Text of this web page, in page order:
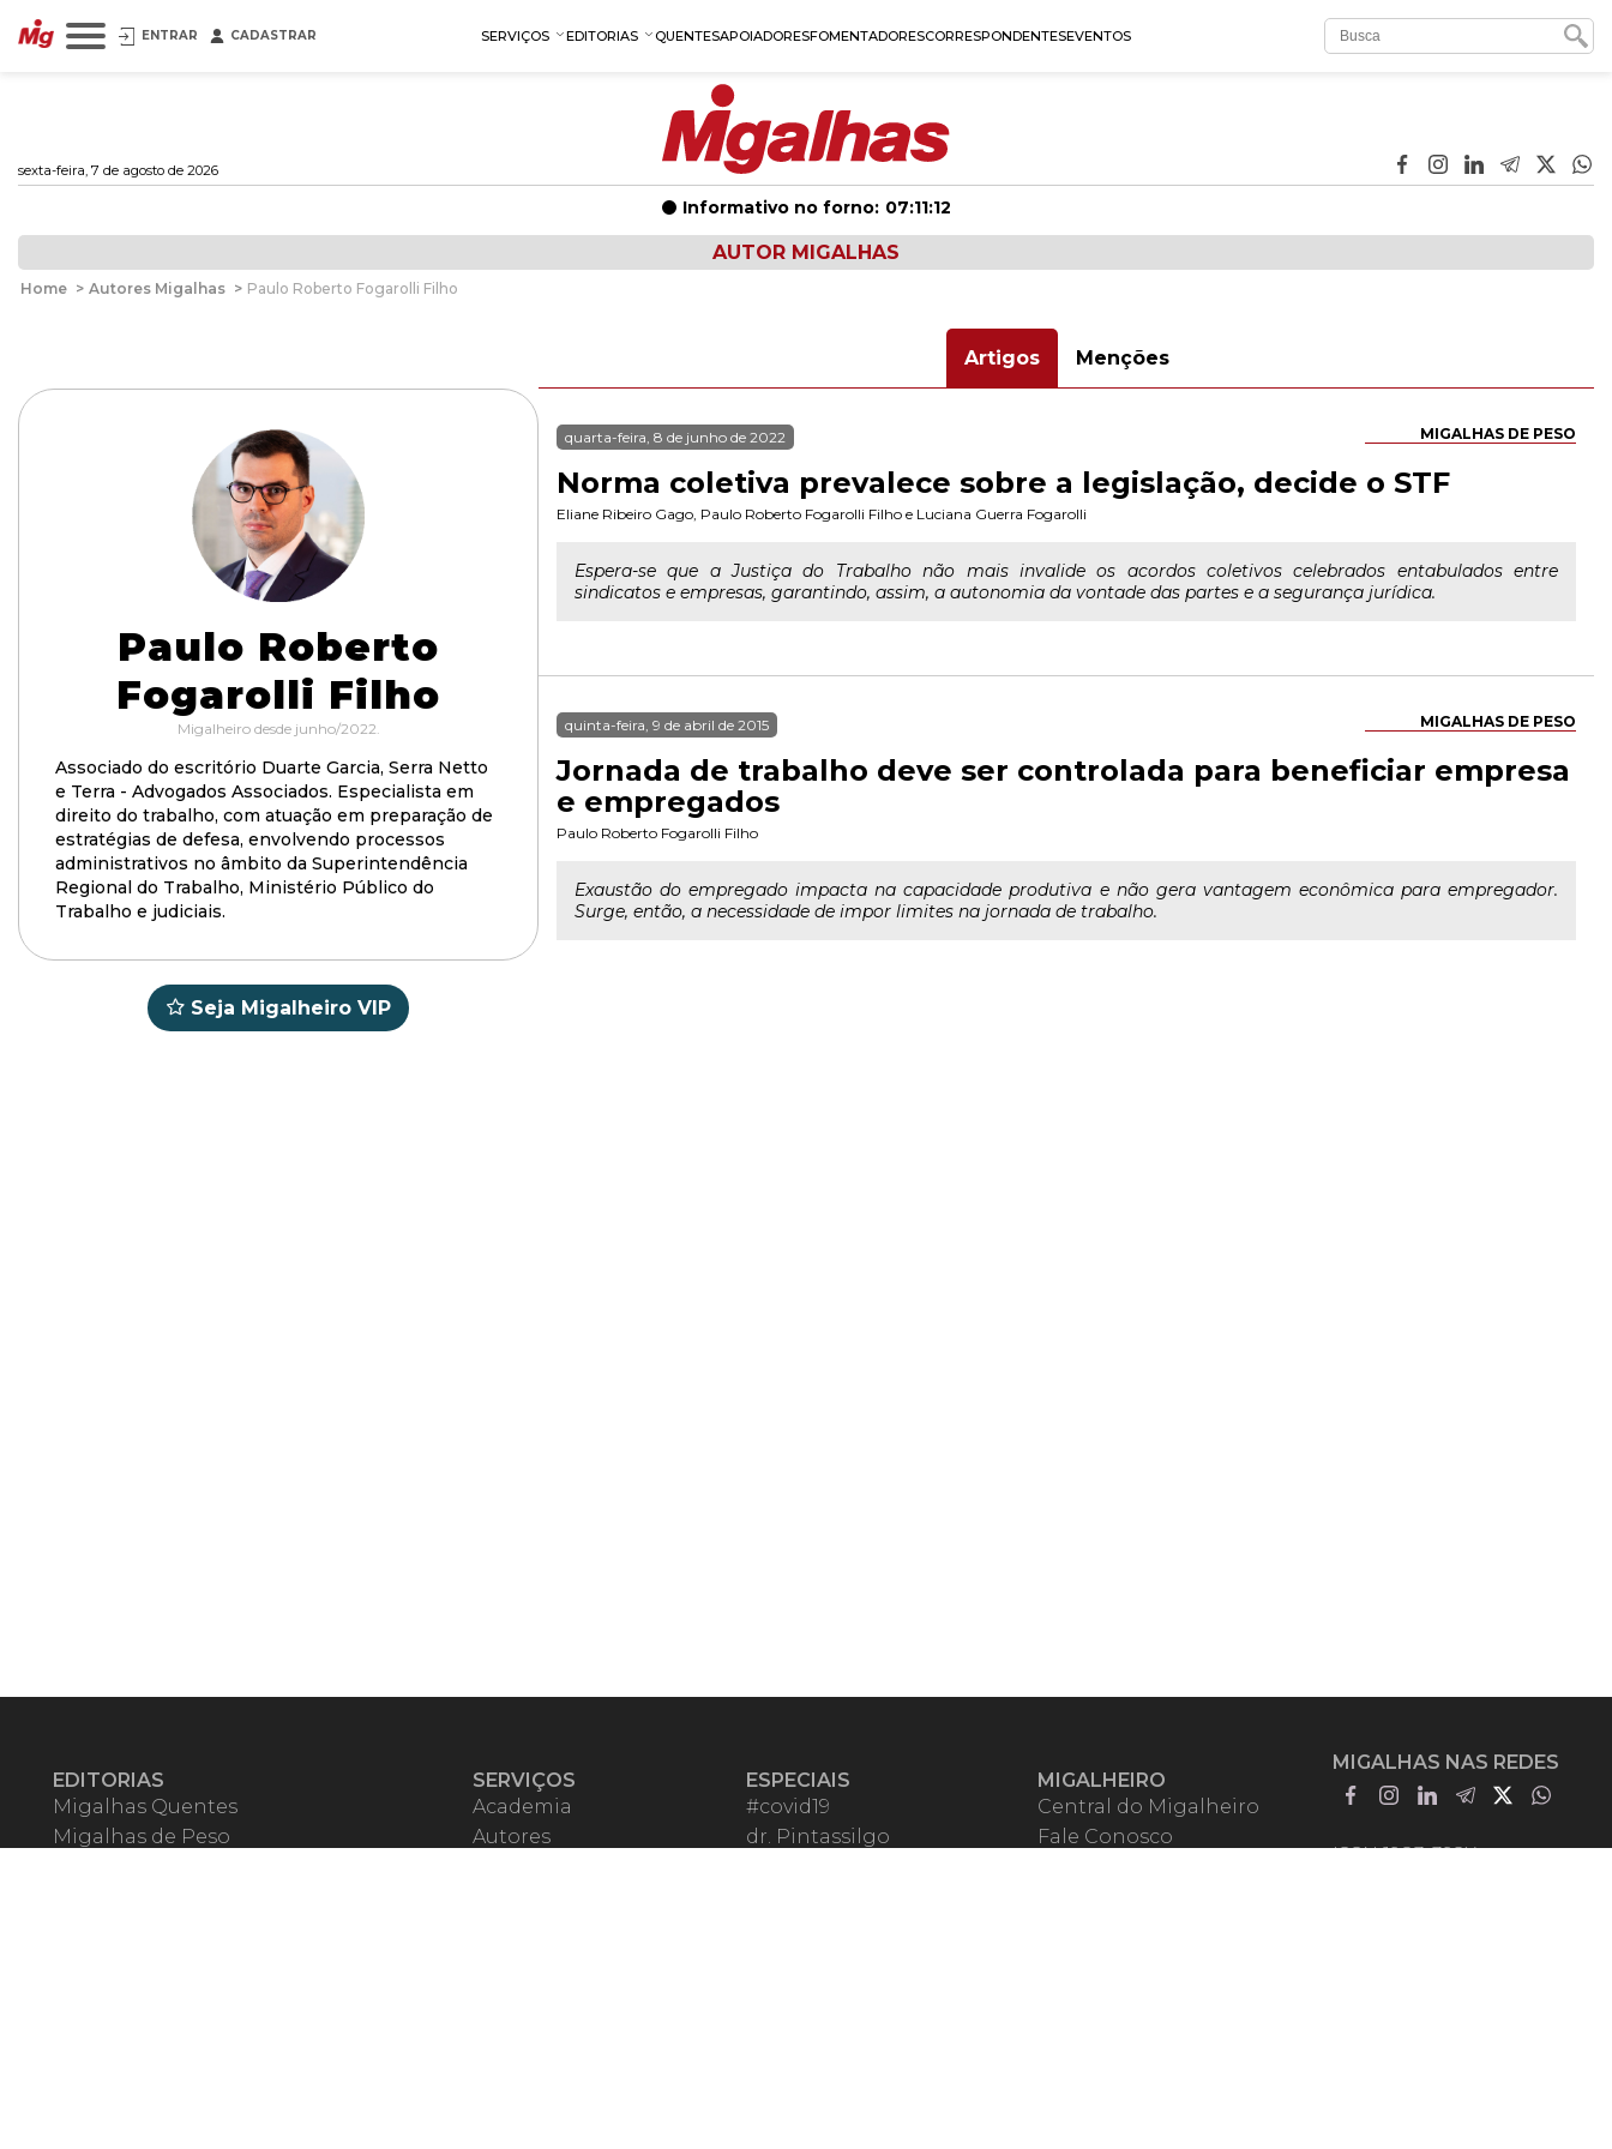
ENTRAR CADASTRAR SERVIÇOS EDITORIAS QUENTESAPOIADORESFOMENTADORESCORRESPONDENTESEVENTOS
sexta-feira, 7 de agosto de 2026
Informativo no forno: 07:11:11
AUTOR MIGALHAS
Home > Autores Migalhas > Paulo Roberto Fogarolli Filho
Paulo Roberto
Fogarolli Filho
Migalheiro desde junho/2022.
Associado do escritório Duarte Garcia, Serra Netto
e Terra - Advogados Associados. Especialista em
direito do trabalho, com atuação em preparação de
estratégias de defesa, envolvendo processos
administrativos no âmbito da Superintendência
Regional do Trabalho, Ministério Público do
Trabalho e judiciais.
Seja Migalheiro VIP
Artigos Menções
MIGALHAS DE PESO
quarta-feira, 8 de junho de 2022
Norma coletiva prevalece sobre a legislação, decide o STF
Eliane Ribeiro Gago, Paulo Roberto Fogarolli Filho e Luciana Guerra Fogarolli
Espera-se que a Justiça do Trabalho não mais invalide os acordos coletivos celebrados entabulados entre
sindicatos e empresas, garantindo, assim, a autonomia da vontade das partes e a segurança jurídica.
MIGALHAS DE PESO
quinta-feira, 9 de abril de 2015
Jornada de trabalho deve ser controlada para beneficiar empresa
e empregados
Paulo Roberto Fogarolli Filho
Exaustão do empregado impacta na capacidade produtiva e não gera vantagem econômica para empregador.
Surge, então, a necessidade de impor limites na jornada de trabalho.
EDITORIAS
Migalhas Quentes
Migalhas de Peso
SERVIÇOS
Academia
Autores
ESPECIAIS
#covid19
dr. Pintassilgo
MIGALHEIRO
Central do Migalheiro
Fale Conosco
MIGALHAS NAS REDES
ISSN 1983-392X